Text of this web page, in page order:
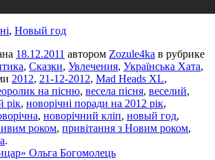
, Новый год
18.12.2011 автором Zozule4ka в рубрике
, Сказки, Увлечения, Українська Хата,
2012, 21-12-2012, Mad Heads XL,
на пісню, весела пісня, веселий,
рік, новорічні поради на 2012 рік,
, новорічний кліп, новый год,
роком, привітання з Новим роком,
.
Ольга Богомолець